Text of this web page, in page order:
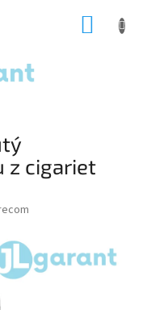
z cigariet